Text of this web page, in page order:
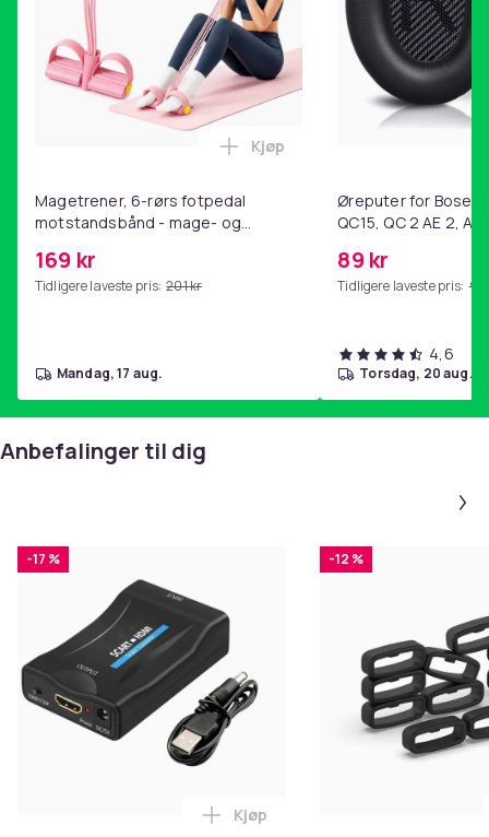
Magetrener, 6-rørs fotpedal
motstandsbånd - mage- og
hjemmegymnastikk Pink
169 kr
Tidligere laveste pris: 201 kr
Legg Magetrener, 6-rørs
Kjøp
mandag, 17 aug.
Øreputer for Bose
QC15, QC 2 AE 2, AE
89 kr
Tidligere laveste pris: 99
4,6
torsdag, 20 aug.
Anbefalinger til dig
-17 %
Legg SCART til HDMI-omformer
Kjøp
-12 %